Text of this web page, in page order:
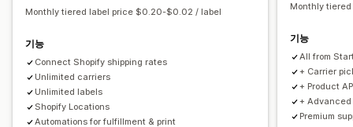
Monthly tiered label price $0.20-$0.02 / label
기능
Connect Shopify shipping rates
Unlimited carriers
Unlimited labels
Shopify Locations
Automations for fulfillment & print
Monthly
기능
All from
+ Carrier
+ Product
+
Premium